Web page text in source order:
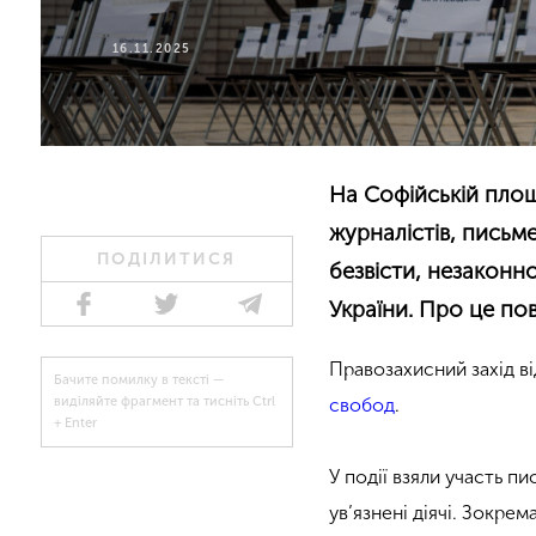
16.11.2025
ПОДІЛИТИСЯ
Бачите помилку в тексті —
виділяйте фрагмент та тисніть Ctrl
+ Enter
На Софійській
журналістів,
безвісти,
України. Про це
Правозахисний захід
свобод.
У події взяли участь
ув’язнені діячі.